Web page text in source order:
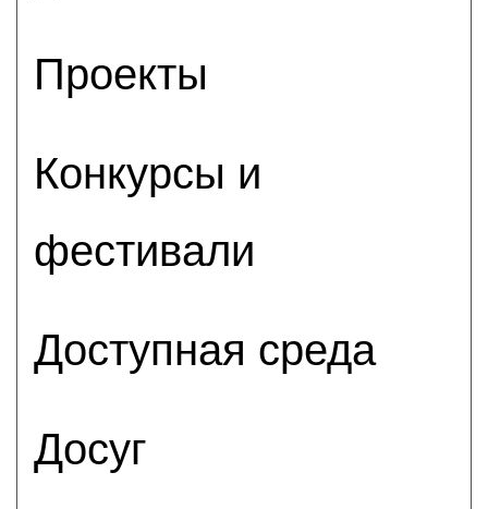
Проекты
Конкурсы и
фестивали
Доступная среда
Досуг